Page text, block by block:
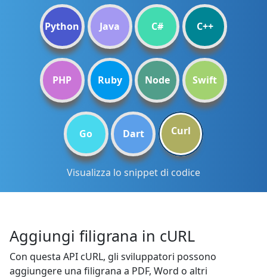
Python Java C# C++
PHP Ruby Node Swift
Go Dart Curl
Visualizza lo snippet di codice
Aggiungi filigrana in cURL
Con questa API cURL, gli sviluppatori possono
aggiungere una filigrana a PDF, Word o altri